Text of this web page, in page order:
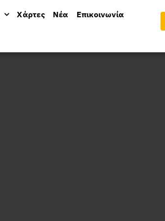
Χάρτες Νέα Επικοινωνία